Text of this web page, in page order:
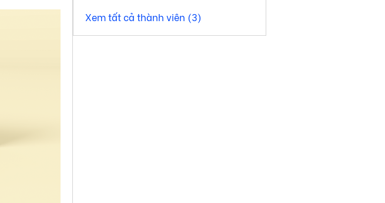
Xem tất cả thành viên (3)